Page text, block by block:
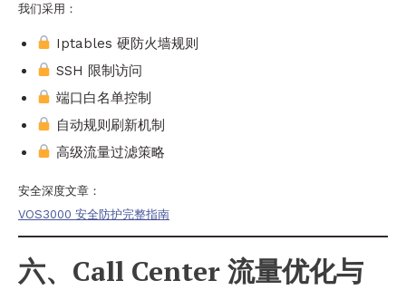
我们采用：
Iptables 硬防火墙规则
SSH 限制访问
端口白名单控制
自动规则刷新机制
高级流量过滤策略
安全深度文章：
VOS3000 安全防护完整指南
六、Call Center 流量优化与